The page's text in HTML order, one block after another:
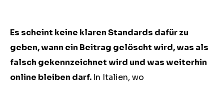
Es scheint keine klaren Standards dafür zu
geben, wann ein Beitrag gelöscht wird, was als
falsch gekennzeichnet wird und was weiterhin
online bleiben darf. In Italien, wo